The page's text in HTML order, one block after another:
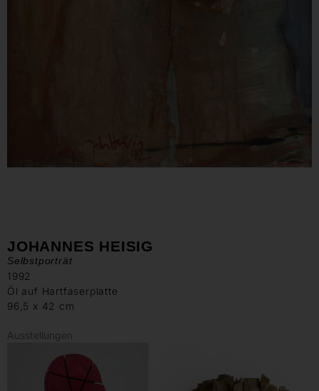
JOHANNES HEISIG
Selbstporträt
1992
Öl auf Hartfaserplatte
96,5 x 42 cm
Ausstellungen